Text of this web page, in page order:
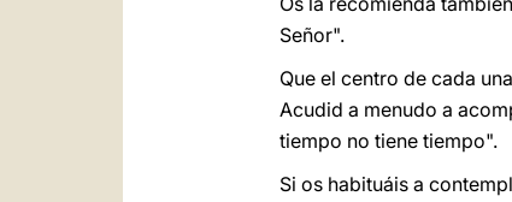
Señor".
Que el centro de cada
Acudid a menudo a
tiempo no tiene tiempo".
Si os habituáis a